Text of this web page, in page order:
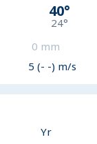
40°
24°
0 mm
5 (- -) m/s
Yr